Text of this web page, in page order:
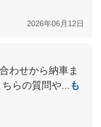
2026年06月12日
わせから納車ま
らの質問や...
も